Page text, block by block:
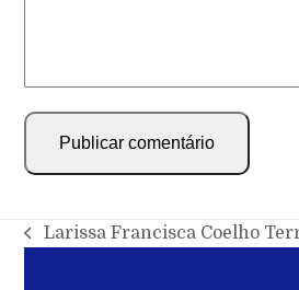
Larissa Francisca Coelho